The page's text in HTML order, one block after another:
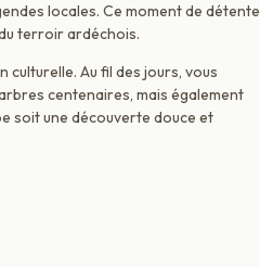
locales. Ce moment de détente
terroir ardéchois.
Au fil des jours, vous
centenaires, mais également
soit une découverte douce et